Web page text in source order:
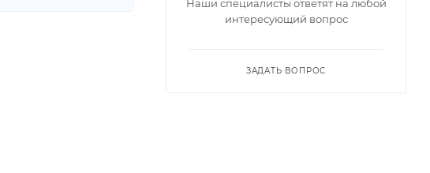
Наши специалисты ответят на любой
интересующий вопрос
ЗАДАТЬ ВОПРОС